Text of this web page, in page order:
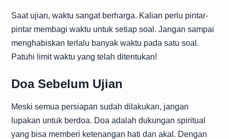
Saat ujian, waktu sangat berharga. Kalian perlu pintar-
pintar membagi waktu untuk setiap soal. Jangan sampai
menghabiskan terlalu banyak waktu pada satu soal.
Patuhi limit waktu yang telah ditentukan!
Doa Sebelum Ujian
Meski semua persiapan sudah dilakukan, jangan
lupakan untuk berdoa. Doa adalah dukungan spiritual
yang bisa memberi ketenangan hati dan akal. Dengan